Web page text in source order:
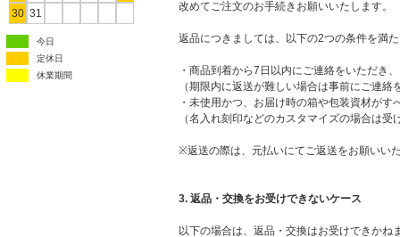
30 31
今日
定休日
休業期間
改めてご注文のお手続きお願いいたします。
返品につきましては、以下の2つの条件を満
・商品到着から7日以内にご連絡をいただき
（期限内に返送が難しい場合は事前にご連絡
・未使用かつ、お届け時の箱や包装資材が
（名入れ刻印などのカスタマイズの場合は受
※返送の際は、元払いにてご返送をお願いい
3. 返品・交換をお受けできないケース
以下の場合は、返品・交換はお受けできかね